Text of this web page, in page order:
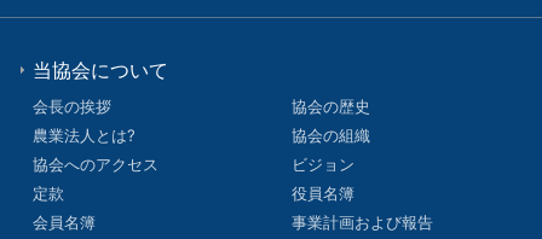
当協会について
会長の挨拶
協会の歴史
農業法人とは?
協会の組織
協会へのアクセス
ビジョン
定款
役員名簿
会員名簿
事業計画および報告